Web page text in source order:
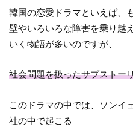
韓国の恋愛ドラマといえば、
壁やいろいろな障害を乗り越
いく物語が多いのですが、
社会問題を扱ったサブストー
このドラマの中では、ソンイ
社の中で起こる